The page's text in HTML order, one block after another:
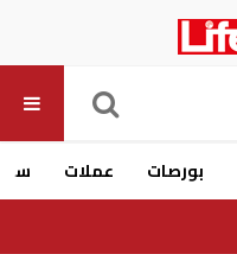
بورصات عملات